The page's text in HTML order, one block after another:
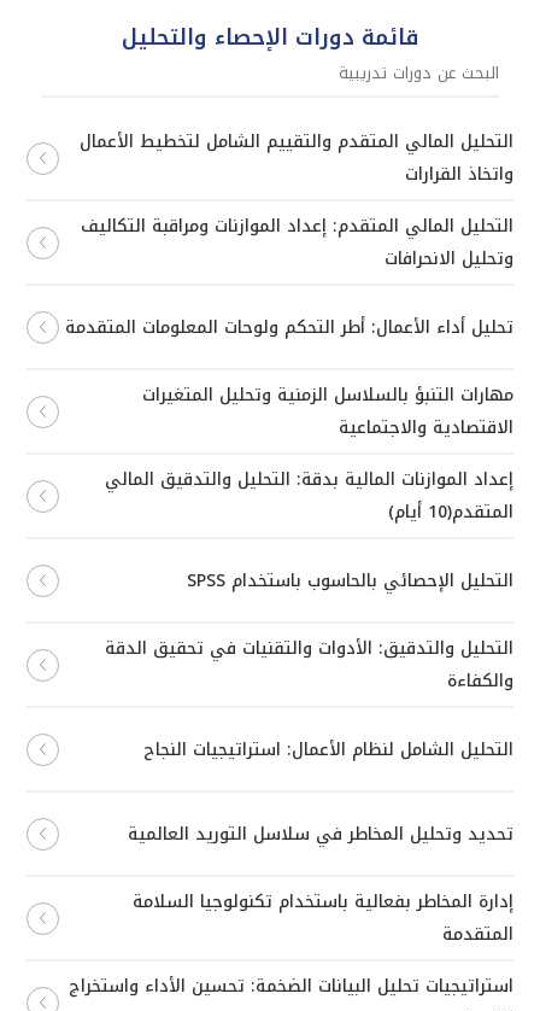
قائمة دورات الإحصاء والتحليل
التحليل المالي المتقدم والتقييم الشامل لتخطيط الأعمال
واتخاذ القرارات
التحليل المالي المتقدم: إعداد الموازنات ومراقبة التكاليف
وتحليل الانحرافات
تحليل أداء الأعمال: أطر التحكم ولوحات المعلومات المتقدمة
مهارات التنبؤ بالسلاسل الزمنية وتحليل المتغيرات
الاقتصادية والاجتماعية
إعداد الموازنات المالية بدقة: التحليل والتدقيق المالي
المتقدم(10 أيام)
التحليل الإحصائي بالحاسوب باستخدام SPSS
التحليل والتدقيق: الأدوات والتقنيات في تحقيق الدقة
والكفاءة
التحليل الشامل لنظام الأعمال: استراتيجيات النجاح
تحديد وتحليل المخاطر في سلاسل التوريد العالمية
إدارة المخاطر بفعالية باستخدام تكنولوجيا السلامة
المتقدمة
استراتيجيات تحليل البيانات الضخمة: تحسين الأداء واستخراج